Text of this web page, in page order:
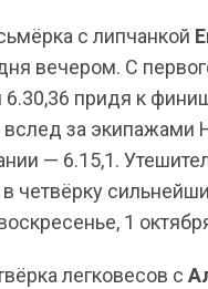
с липчанкой
вечером. С
6.30,36 придя к
за экипажами
— 6.15,1.
четвёрку
1
легковесов с